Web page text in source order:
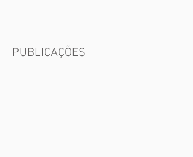
PUBLICAÇÕES